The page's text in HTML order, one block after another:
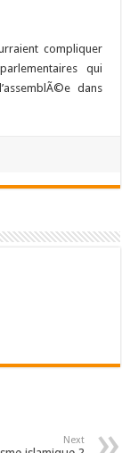
compliquer
qui
dans
Next